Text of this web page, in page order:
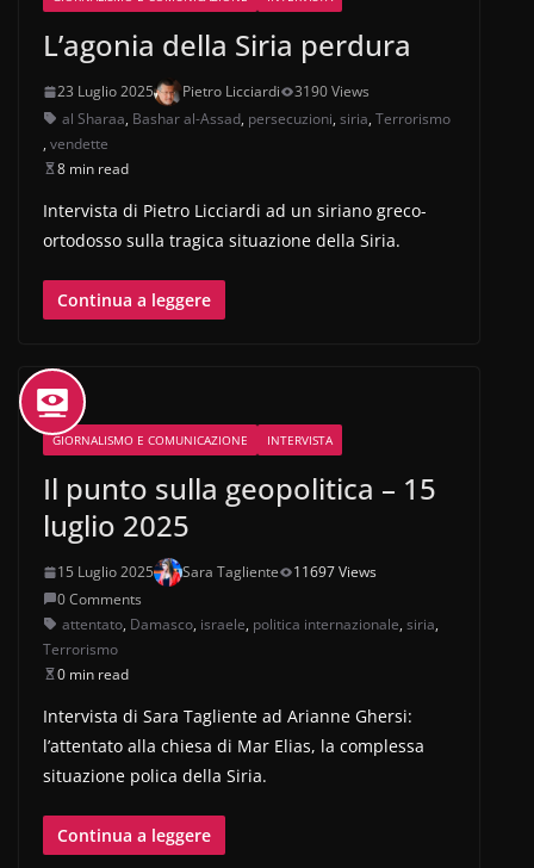
L’agonia della Siria perdura
23 Luglio 2025 Pietro Licciardi
3190 Views
al Sharaa, Bashar al-Assad, persecuzioni, siria, Terrorismo
, vendette
8 min read
Intervista di Pietro Licciardi ad un siriano greco-
ortodosso sulla tragica situazione della Siria.
Continua a leggere
GIORNALISMO E COMUNICAZIONE INTERVISTA
Il punto sulla geopolitica – 15
luglio 2025
15 Luglio 2025 Sara Tagliente
11697 Views
0 Comments
attentato, Damasco, israele, politica internazionale, siria,
Terrorismo
0 min read
Intervista di Sara Tagliente ad Arianne Ghersi:
l’attentato alla chiesa di Mar Elias, la complessa
situazione polica della Siria.
Continua a leggere